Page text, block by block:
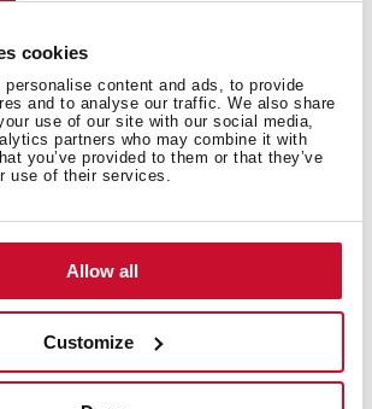
cookies
content and ads, to provide
and to analyse our traffic. We also share
use of our site with our social media,
partners who may combine it with
you’ve provided to them or that they’ve
use of their services.
Allow all
Customize
reglabil, sertarul termic
la temperatura perfectă, gata
a fi servită invitaţilor dvs.